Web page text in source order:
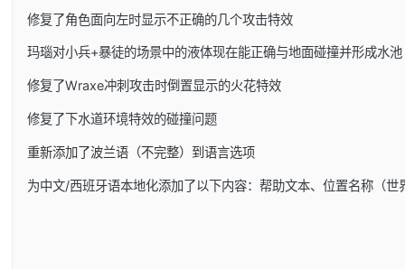
修复了角色面向左时显示不正确的几个攻击特效
玛瑙对小兵+暴徒的场景中的液体现在能正确与地面碰撞并形成水池
修复了Wraxe冲刺攻击时倒置显示的火花特效
修复了下水道环境特效的碰撞问题
重新添加了波兰语（不完整）到语言选项
为中文/西班牙语本地化添加了以下内容：帮助文本、位置名称（